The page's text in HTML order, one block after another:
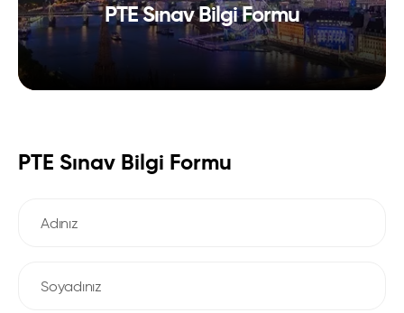
PTE Sınav Bilgi Formu
PTE Sınav Bilgi Formu